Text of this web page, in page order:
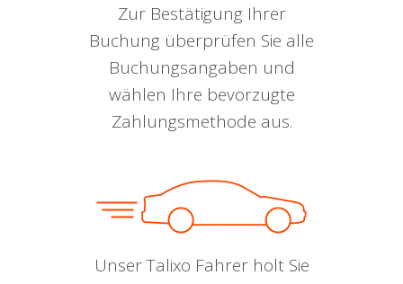
Zur Bestätigung Ihrer
Buchung überprüfen Sie alle
Buchungsangaben und
wählen Ihre bevorzugte
Zahlungsmethode aus.
Unser Talixo Fahrer holt Sie